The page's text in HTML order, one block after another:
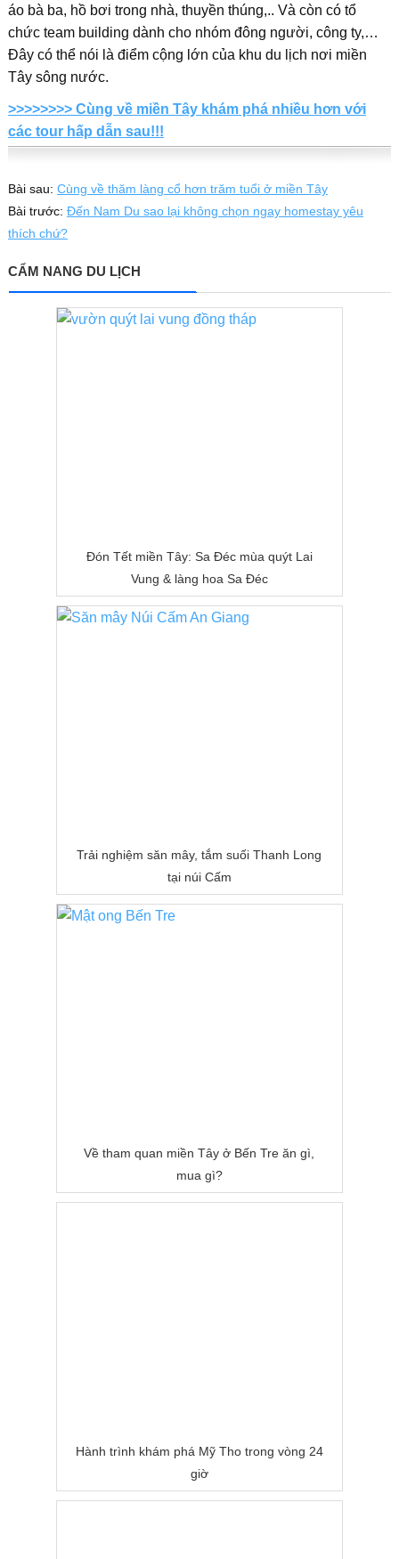
áo bà ba, hồ bơi trong nhà, thuyền thúng,.. Và còn có tổ
chức team building dành cho nhóm đông người, công ty,…
Đây có thể nói là điểm cộng lớn của khu du lịch nơi miền
Tây sông nước.
>>>>>>>> Cùng về miền Tây khám phá nhiều hơn với
các tour hấp dẫn sau!!!
Bài sau: Cùng về thăm làng cổ hơn trăm tuổi ở miền Tây
Bài trước: Đến Nam Du sao lại không chọn ngay homestay yêu
thích chứ?
CẨM NANG DU LỊCH
Đón Tết miền Tây: Sa Đéc mùa quýt Lai
Vung & làng hoa Sa Đéc
Trải nghiệm săn mây, tắm suối Thanh Long
tại núi Cấm
Về tham quan miền Tây ở Bến Tre ăn gì,
mua gì?
Hành trình khám phá Mỹ Tho trong vòng 24
giờ